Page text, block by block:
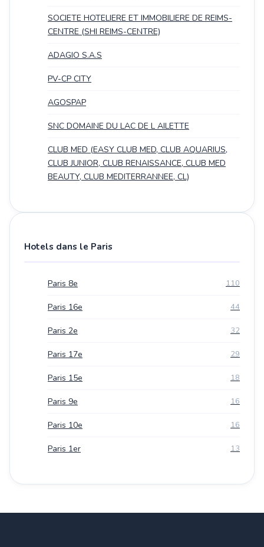
SOCIETE HOTELIERE ET IMMOBILIERE DE REIMS-
CENTRE (SHI REIMS-CENTRE)
ADAGIO S.A.S
PV-CP CITY
AGOSPAP
SNC DOMAINE DU LAC DE L AILETTE
CLUB MED (EASY CLUB MED, CLUB AQUARIUS,
CLUB JUNIOR, CLUB RENAISSANCE, CLUB MED
BEAUTY, CLUB MEDITERRANNEE, CL)
Hotels dans le Paris
Paris 8e 110
Paris 16e 44
Paris 2e 32
Paris 17e 29
Paris 15e 18
Paris 9e 16
Paris 10e 16
Paris 1er 13